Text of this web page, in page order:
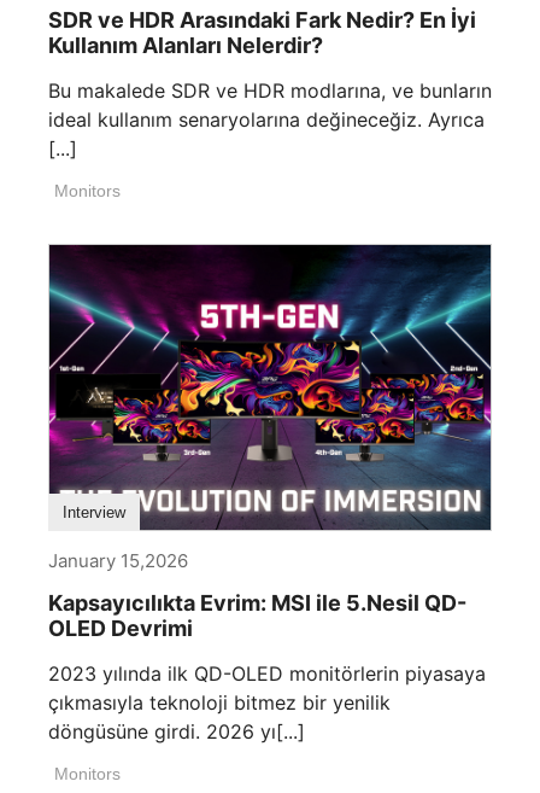
SDR ve HDR Arasındaki Fark Nedir? En İyi
Kullanım Alanları Nelerdir?
Bu makalede SDR ve HDR modlarına, ve bunların
ideal kullanım senaryolarına değineceğiz. Ayrıca
[...]
Monitors
Interview
January 15,2026
Kapsayıcılıkta Evrim: MSI ile 5.Nesil QD-
OLED Devrimi
2023 yılında ilk QD-OLED monitörlerin piyasaya
çıkmasıyla teknoloji bitmez bir yenilik
döngüsüne girdi. 2026 yı[...]
Monitors